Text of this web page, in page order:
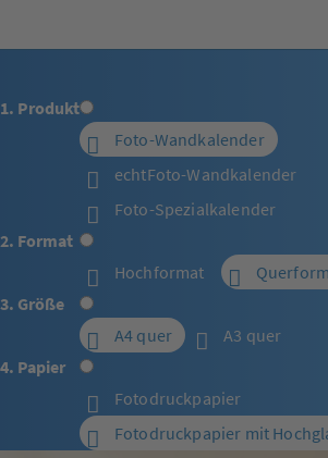
1. Produkt
Foto-Wandkalender
echtFoto-Wandkalender
Foto-Spezialkalender
2. Format
Hochformat
3. Größe
A4 quer
A3 quer
4. Papier
Fotodruckpapier
Fotodruckpapier mit